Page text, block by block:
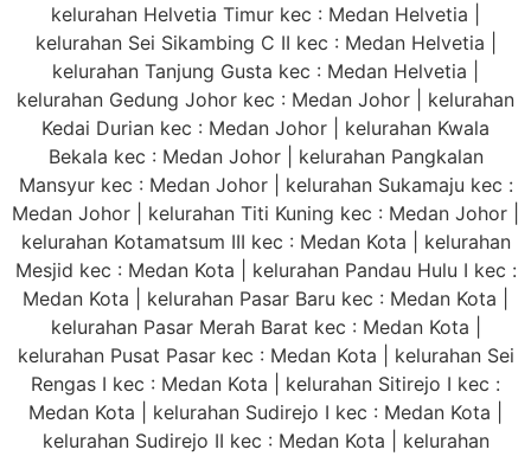
kelurahan Helvetia Timur kec : Medan Helvetia |
kelurahan Sei Sikambing C II kec : Medan Helvetia |
kelurahan Tanjung Gusta kec : Medan Helvetia |
kelurahan Gedung Johor kec : Medan Johor | kelurahan
Kedai Durian kec : Medan Johor | kelurahan Kwala
Bekala kec : Medan Johor | kelurahan Pangkalan
Mansyur kec : Medan Johor | kelurahan Sukamaju kec :
Medan Johor | kelurahan Titi Kuning kec : Medan Johor |
kelurahan Kotamatsum III kec : Medan Kota | kelurahan
Mesjid kec : Medan Kota | kelurahan Pandau Hulu I kec :
Medan Kota | kelurahan Pasar Baru kec : Medan Kota |
kelurahan Pasar Merah Barat kec : Medan Kota |
kelurahan Pusat Pasar kec : Medan Kota | kelurahan Sei
Rengas I kec : Medan Kota | kelurahan Sitirejo I kec :
Medan Kota | kelurahan Sudirejo I kec : Medan Kota |
kelurahan Sudirejo II kec : Medan Kota | kelurahan